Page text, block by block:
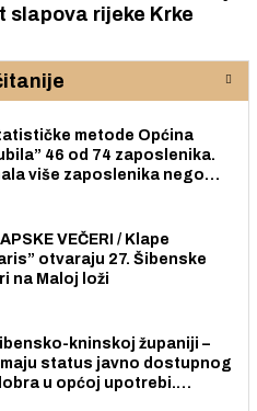
slapova rijeke Krke
metode Općina
46 od 74 zaposlenika.
više zaposlenika nego
VEČERI / Klape
otvaraju 27. Šibenske
na Maloj loži
kninskoj županiji –
status javno dostupnog
u općoj upotrebi.